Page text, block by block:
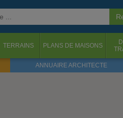
TERRAINS PLANS DE MAISONS
ANNUAIRE ARCHITECTE